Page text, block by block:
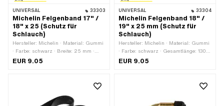
UNIVERSAL 33303
Michelin Felgenband 17" /
18" x 25 (Schutz für
Schlauch)
Hersteller: Michelin · Material: Gummi
· Farbe: schwarz · Breite: 25 mm ·
Gesamtlänge: 1210 mm · Radgrösse:
EUR 9.05
UNIVERSAL 33304
Michelin Felgenband 18" /
19" x 25 mm (Schutz für
Schlauch)
Hersteller: Michelin · Material: Gummi
· Farbe: schwarz · Gesamtlänge: 1300
mm · Breite: 25 mm · Radgrösse: 18 -
EUR 9.05